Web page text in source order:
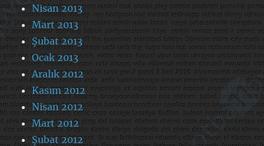
Nisan 2013
Mart 2013
Şubat 2013
Ocak 2013
Aralık 2012
Kasım 2012
Nisan 2012
Mart 2012
Şubat 2012